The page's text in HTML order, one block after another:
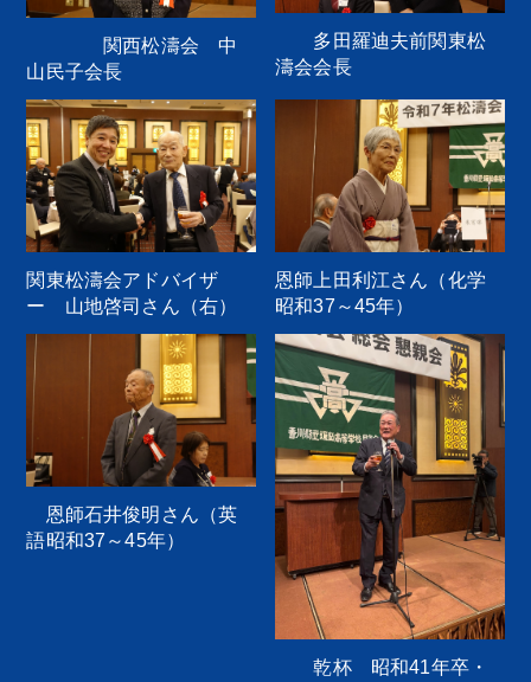
関西松濤会 中
山民子会長
多田羅迪夫前関東松
濤会会長
関東松濤会アドバイザ
ー 山地啓司さん（右）
恩師上田利江さん（化学
昭和37～45年）
恩師石井俊明さん（英
語昭和37～45年）
乾杯 昭和41年卒・